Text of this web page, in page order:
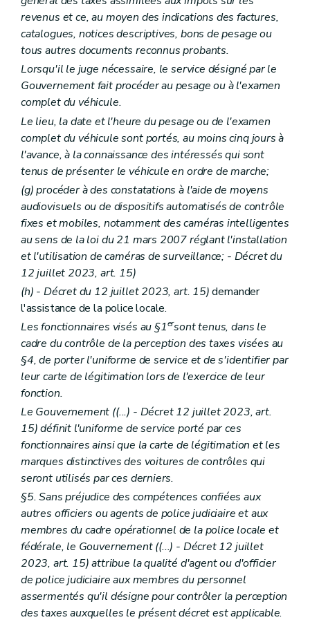
revenus et ce, au moyen des indications des factures,
catalogues, notices descriptives, bons de pesage ou
tous autres documents reconnus probants.
Lorsqu'il le juge nécessaire, le service désigné par le
Gouvernement fait procéder au pesage ou à l'examen
complet du véhicule.
Le lieu, la date et l'heure du pesage ou de l'examen
complet du véhicule sont portés, au moins cinq jours à
l'avance, à la connaissance des intéressés qui sont
tenus de présenter le véhicule en ordre de marche;
(g) procéder à des constatations à l'aide de moyens
audiovisuels ou de dispositifs automatisés de contrôle
fixes et mobiles, notamment des caméras intelligentes
au sens de la loi du 21 mars 2007 réglant l'installation
et l'utilisation de caméras de surveillance; - Décret du
12 juillet 2023, art. 15)
(h) - Décret du 12 juillet 2023, art. 15)demander
l'assistance de la police locale.
Les fonctionnaires visés au §1ersont tenus, dans le
cadre du contrôle de la perception des taxes visées au
§4, de porter l'uniforme de service et de s'identifier par
leur carte de légitimation lors de l'exercice de leur
fonction.
Le Gouvernement ((...) - Décret 12 juillet 2023, art.
15) définit l'uniforme de service porté par ces
fonctionnaires ainsi que la carte de légitimation et les
marques distinctives des voitures de contrôles qui
seront utilisés par ces derniers.
§5. Sans préjudice des compétences confiées aux
autres officiers ou agents de police judiciaire et aux
membres du cadre opérationnel de la police locale et
fédérale, le Gouvernement ((...) - Décret 12 juillet
2023, art. 15) attribue la qualité d'agent ou d'officier
de police judiciaire aux membres du personnel
assermentés qu'il désigne pour contrôler la perception
des taxes auxquelles le présent décret est applicable.